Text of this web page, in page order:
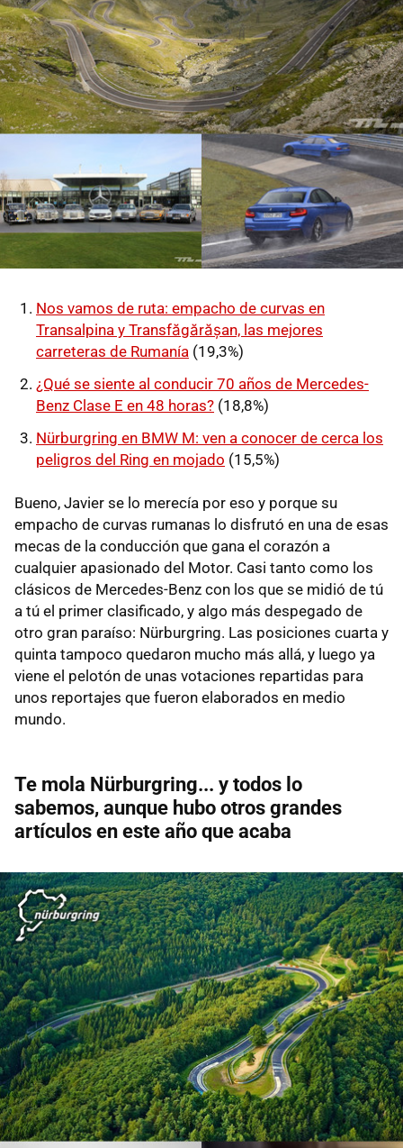
Nos vamos de ruta: empacho de curvas en
Transalpina y Transfăgărășan, las mejores
carreteras de Rumanía (19,3%)
¿Qué se siente al conducir 70 años de Mercedes-
Benz Clase E en 48 horas? (18,8%)
Nürburgring en BMW M: ven a conocer de cerca los
peligros del Ring en mojado (15,5%)
Bueno, Javier se lo merecía por eso y porque su
empacho de curvas rumanas lo disfrutó en una de esas
mecas de la conducción que gana el corazón a
cualquier apasionado del Motor. Casi tanto como los
clásicos de Mercedes-Benz con los que se midió de tú
a tú el primer clasificado, y algo más despegado de
otro gran paraíso: Nürburgring. Las posiciones cuarta y
quinta tampoco quedaron mucho más allá, y luego ya
viene el pelotón de unas votaciones repartidas para
unos reportajes que fueron elaborados en medio
mundo.
Te mola Nürburgring... y todos lo
sabemos, aunque hubo otros grandes
artículos en este año que acaba